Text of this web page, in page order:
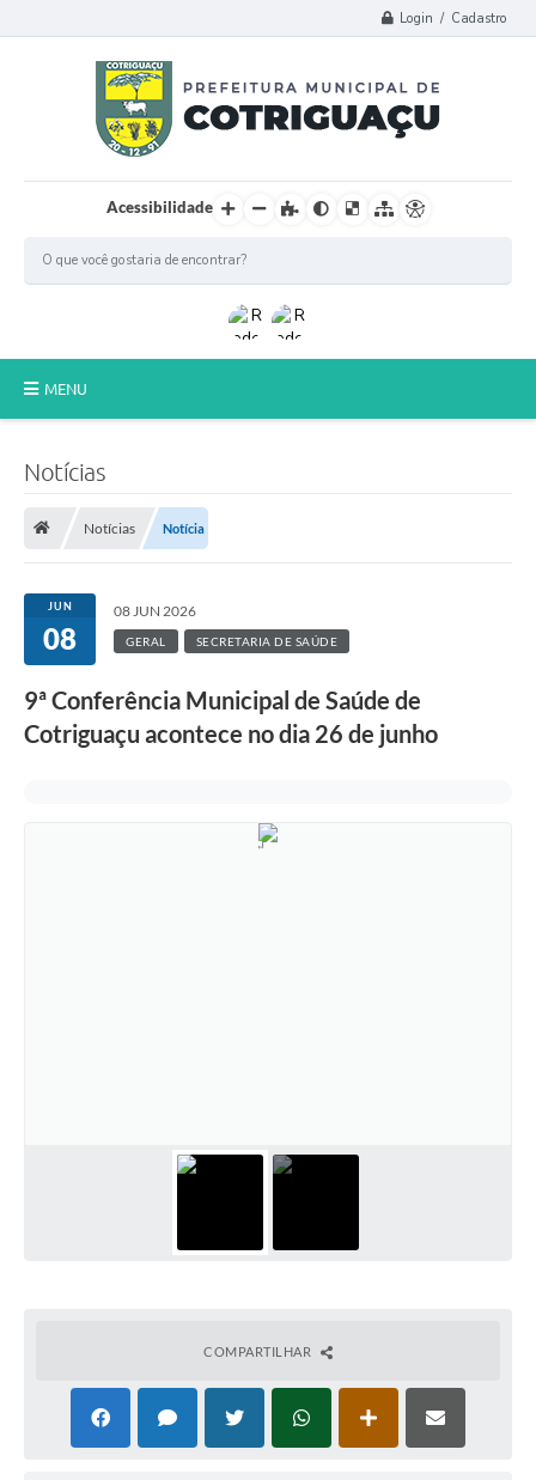
Login / Cadastro
Acessibilidade
MENU
A Prefeitura
Notícias
Secretarias
Serviços Online
Notícias
Notícias Notícia
JUN
08
08 JUN 2026
GERAL SECRETARIA DE SAÚDE
9ª Conferência Municipal de Saúde de
Cotriguaçu acontece no dia 26 de junho
COMPARTILHAR